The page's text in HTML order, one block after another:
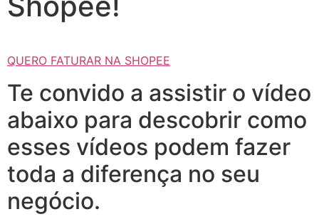
QUERO FATURAR NA SHOPEE
Te convido a assistir o vídeo
abaixo para descobrir como
esses vídeos podem fazer
toda a diferença no seu
negócio.